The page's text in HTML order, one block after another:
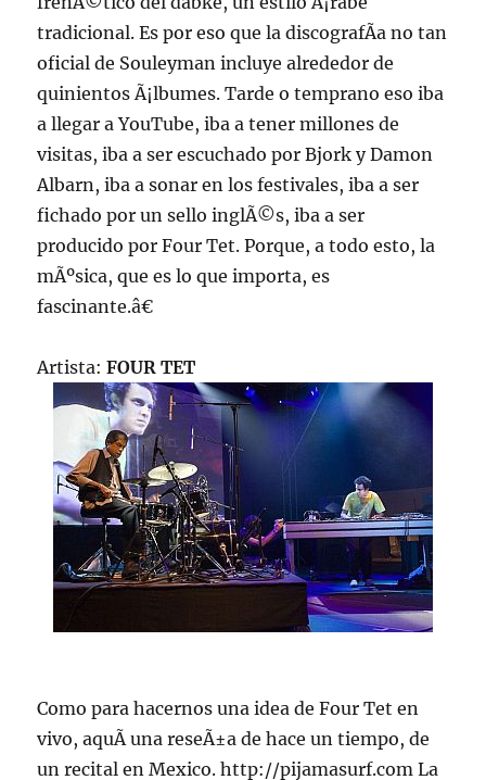
tradicional. Es por eso que la discografÃ­a no tan
oficial de Souleyman incluye alrededor de
quinientos Ã¡lbumes. Tarde o temprano eso iba
a llegar a YouTube, iba a tener millones de
visitas, iba a ser escuchado por Bjork y Damon
Albarn, iba a sonar en los festivales, iba a ser
fichado por un sello inglÃ©s, iba a ser
producido por Four Tet. Porque, a todo esto, la
mÃºsica, que es lo que importa, es
fascinante.â€
Artista:FOUR TET
Como para hacernos una idea de Four Tet en
vivo, aquÃ­ una reseÃ±a de hace un tiempo, de
un recital en Mexico. http://pijamasurf.com La